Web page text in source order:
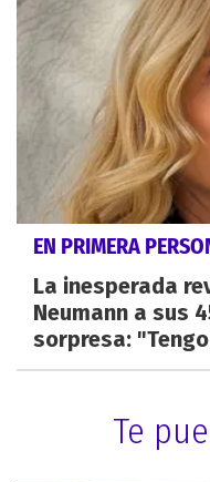
EN PRIMERA
La inesperada
Neumann a sus
sorpresa:
Te